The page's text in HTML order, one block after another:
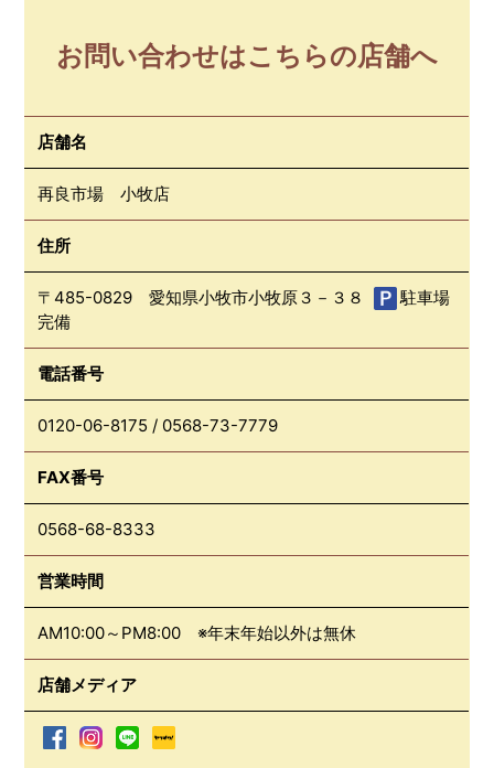
お問い合わせはこちらの店舗へ
店舗名
再良市場 小牧店
住所
〒485-0829 愛知県小牧市小牧原３－３８
駐車場
完備
電話番号
0120-06-8175 / 0568-73-7779
FAX番号
0568-68-8333
営業時間
AM10:00～PM8:00 ※年末年始以外は無休
店舗メディア